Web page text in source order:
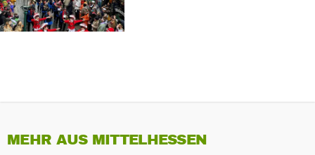
MEHR AUS MITTELHESSEN